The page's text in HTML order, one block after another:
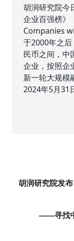
胡润研究院今
企业百强榜
Companies
于2000年之
民币之间，中
企业，按照企
新一轮大规模
2024年5月31
胡润研究院发
——寻找